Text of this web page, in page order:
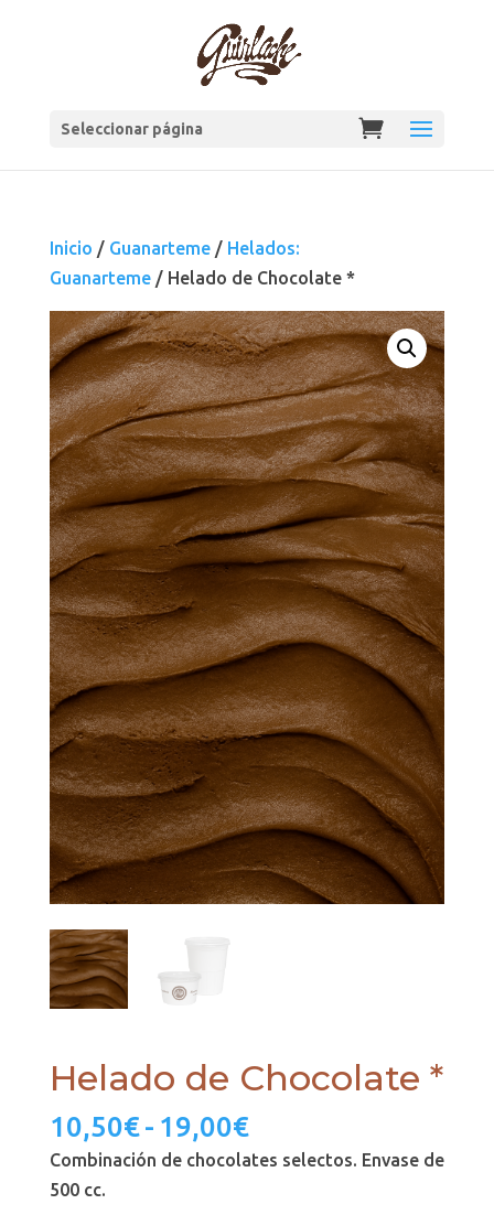
Seleccionar página
Inicio / Guanarteme/ Helados:
Guanarteme/ Helado de Chocolate *
Helado de Chocolate *
10,50€- 19,00€Rango
de
Combinación de chocolates selectos. Envase de
500 cc.